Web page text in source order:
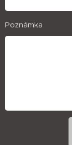
Poznámka